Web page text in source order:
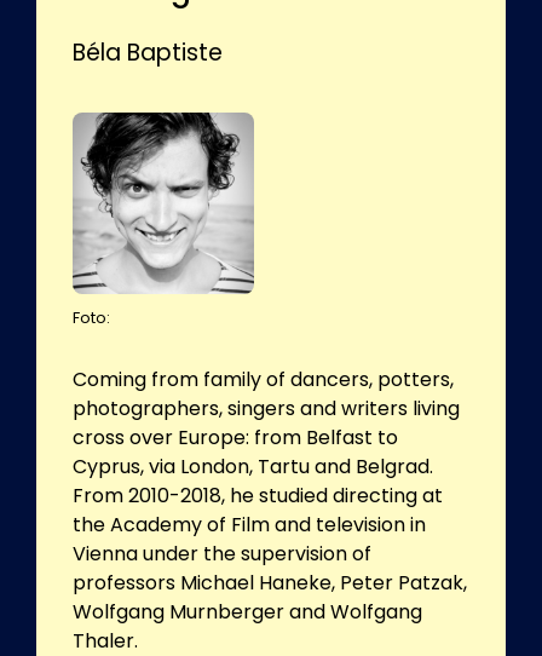
Béla Baptiste
Foto:
Coming from family of dancers, potters,
photographers, singers and writers living
cross over Europe: from Belfast to
Cyprus, via London, Tartu and Belgrad.
From 2010-2018, he studied directing at
the Academy of Film and television in
Vienna under the supervision of
professors Michael Haneke, Peter Patzak,
Wolfgang Murnberger and Wolfgang
Thaler.